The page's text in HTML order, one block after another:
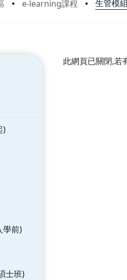
e-learning課程 生管模
)
學前)
士班)
此網頁已關閉,若